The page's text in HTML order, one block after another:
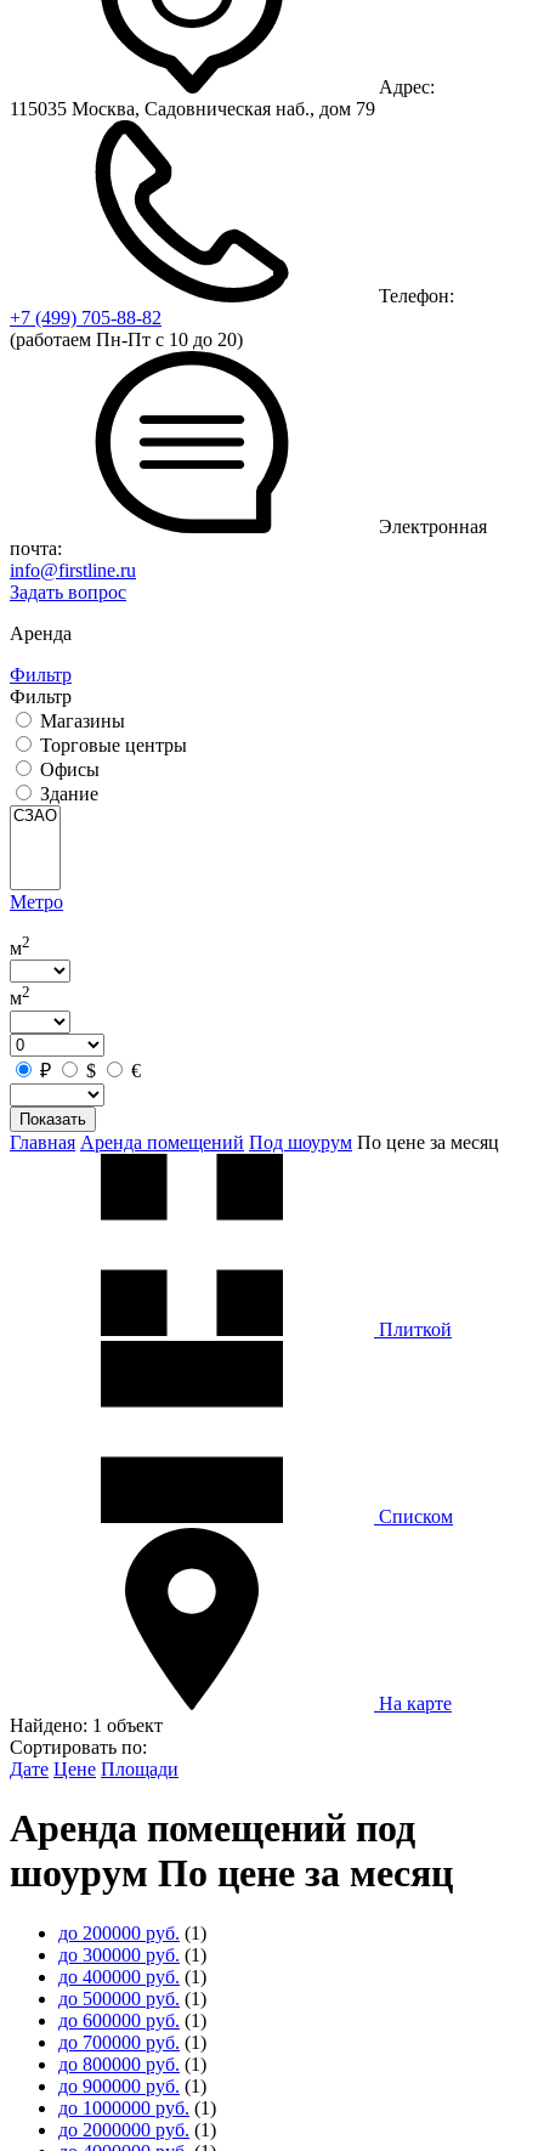
Адрес:
115035 Москва, Садовническая наб., дом 79
Телефон:
+7 (499) 705-88-82
(работаем Пн-Пт с 10 до 20)
Электронная
почта:
info@firstline.ru
Задать вопрос
Аренда
Фильтр
Фильтр
Магазины
Торговые центры
Офисы
Здание
Метро
м2
м2
₽ $ €
Показать
Главная Аренда помещений Под шоурум По цене за месяц
Плиткой
Списком
На карте
Найдено: 1 объект
Сортировать по:
Дате Цене Площади
Аренда помещений под
шоурум По цене за месяц
до 200000 руб. (1)
до 300000 руб. (1)
до 400000 руб. (1)
до 500000 руб. (1)
до 600000 руб. (1)
до 700000 руб. (1)
до 800000 руб. (1)
до 900000 руб. (1)
до 1000000 руб. (1)
до 2000000 руб. (1)